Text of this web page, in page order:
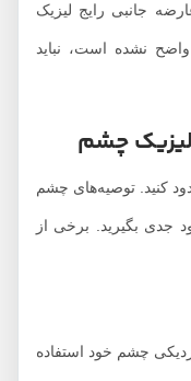
رایج لیزیک
نشده است، نباید
چشم
توصیه‌های چشم
برخی از
چشم خود استفاده